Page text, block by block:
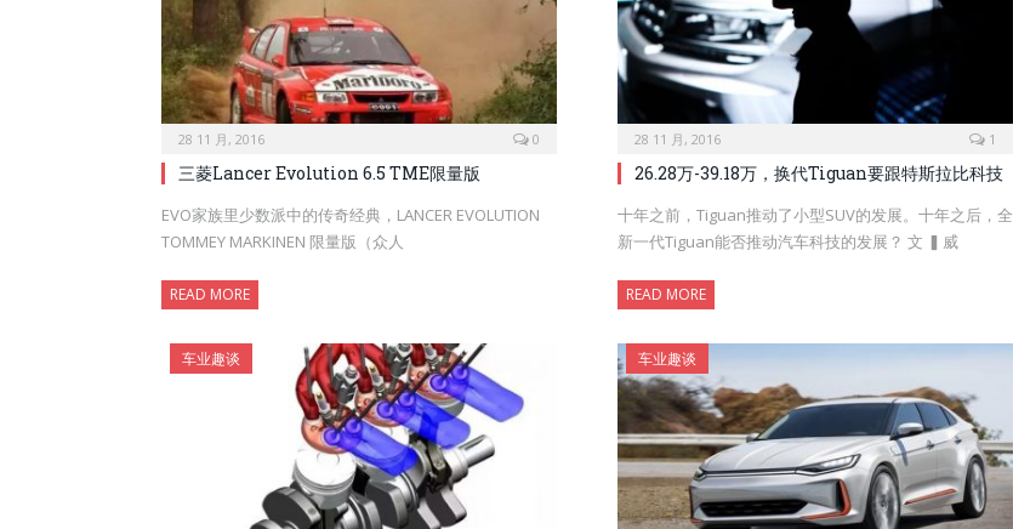
28 11 月, 2016 0
三菱Lancer Evolution 6.5 TME限量版
EVO家族里少数派中的传奇经典，LANCER EVOLUTION
TOMMEY MARKINEN 限量版（众人
READ MORE
28 11 月, 2016 1
26.28万-39.18万，换代Tiguan要跟特斯拉比科技
十年之前，Tiguan推动了小型SUV的发展。十年之后，全
新一代Tiguan能否推动汽车科技的发展？ 文 ▍威
READ MORE
车业趣谈 车业趣谈